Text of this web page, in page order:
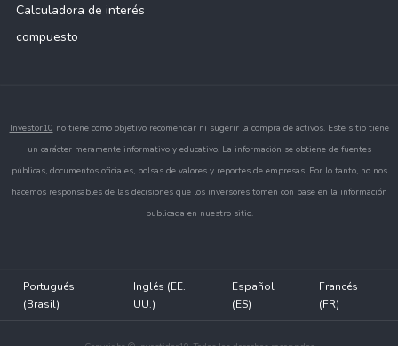
Calculadora de interés
compuesto
Investor10 no tiene como objetivo recomendar ni sugerir la compra de activos. Este sitio tiene
un carácter meramente informativo y educativo. La información se obtiene de fuentes
públicas, documentos oficiales, bolsas de valores y reportes de empresas. Por lo tanto, no nos
hacemos responsables de las decisiones que los inversores tomen con base en la información
publicada en nuestro sitio.
Portugués
(Brasil)
Inglés (EE.
UU.)
Español
(ES)
Francés
(FR)